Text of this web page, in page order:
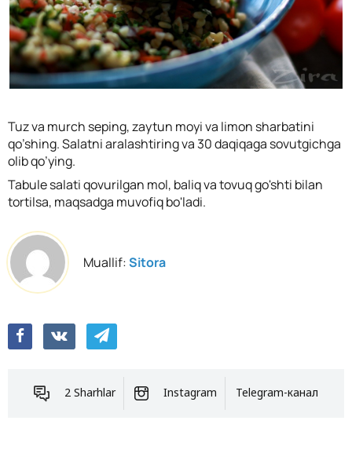
Tuz va murch seping, zaytun moyi va limon sharbatini
qo’shing. Salatni aralashtiring va 30 daqiqaga sovutgichga
olib qo’ying.
Tabule salati qovurilgan mol, baliq va tovuq go'shti bilan
tortilsa, maqsadga muvofiq bo'ladi.
Muallif:Sitora
2 Sharhlar Instagram Telegram-канал